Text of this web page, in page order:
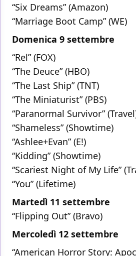
“Six Dreams” (Amazon)
“Marriage Boot Camp” (WE)
Domenica 9 settembre
“Rel” (FOX)
“The Deuce” (HBO)
“The Last Ship” (TNT)
“The Miniaturist” (PBS)
“Paranormal Survivor”
“Shameless” (Showtime)
“Ashlee+Evan” (E!)
“Kidding” (Showtime)
“Scariest Night of My Life”
“You” (Lifetime)
Martedì 11 settembre
“Flipping Out” (Bravo)
Mercoledì 12 settembre
“American Horror Story: